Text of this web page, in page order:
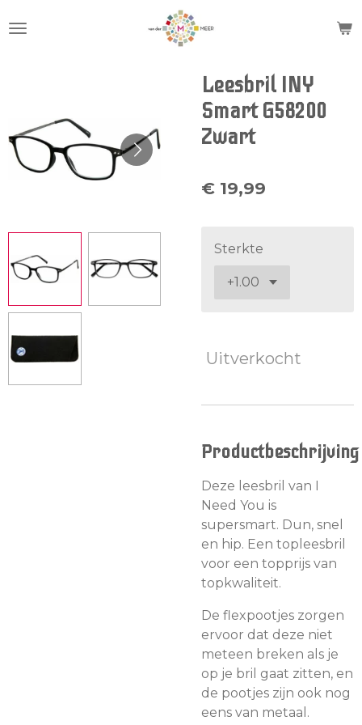
direct
Leesbril INY
Smart G58200
Zwart
€ 19,99
Sterkte
Uitverkocht
Productbeschrijving
Deze leesbril van I
Need You is
supersmart. Dun, snel
en hip. Een topleesbril
voor een topprijs van
topkwaliteit.
De flexpootjes zorgen
ervoor dat deze niet
meteen breken als je
op je bril gaat zitten, en
de pootjes zijn ook nog
eens van metaal.